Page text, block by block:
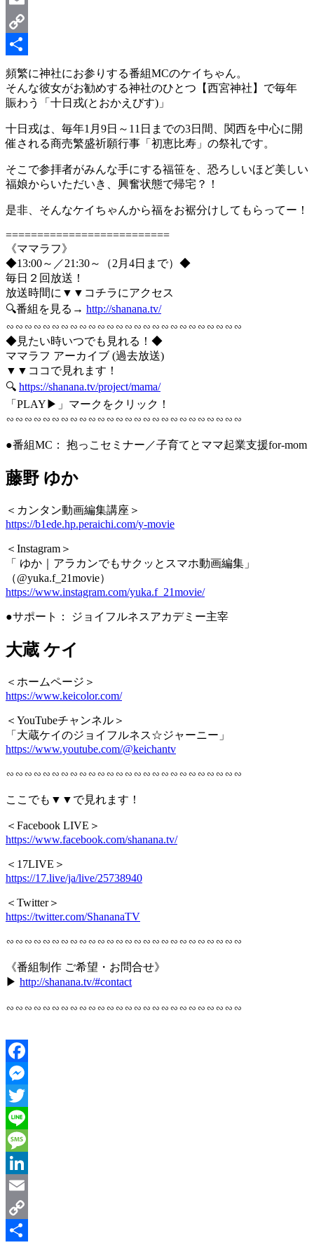
Email
Copy
Link
共
有
頻繁に神社にお参りする番組MCのケイちゃん。
そんな彼女がお勧めする神社のひとつ【西宮神社】で毎年
賑わう「十日戎(とおかえびす)」
十日戎は、毎年1月9日～11日までの3日間、関西を中心に開
催される商売繁盛祈願行事「初恵比寿」の祭礼です。
そこで参拝者がみんな手にする福笹を、恐ろしいほど美しい
福娘からいただいき、興奮状態で帰宅？！
是非、そんなケイちゃんから福をお裾分けしてもらってー！
==========================
《ママラフ》
◆13:00～／21:30～（2月4日まで）◆
毎日２回放送！
放送時間に▼▼コチラにアクセス
🔍番組を見る→ http://shanana.tv/
∽∽∽∽∽∽∽∽∽∽∽∽∽∽∽∽∽∽∽∽∽∽∽∽∽∽
◆見たい時いつでも見れる！◆
ママラフ アーカイブ (過去放送)
▼▼ココで見れます！
🔍 https://shanana.tv/project/mama/
「PLAY▶」マークをクリック！
∽∽∽∽∽∽∽∽∽∽∽∽∽∽∽∽∽∽∽∽∽∽∽∽∽∽
●番組MC： 抱っこセミナー／子育てとママ起業支援for-mom
藤野 ゆか
＜カンタン動画編集講座＞
https://b1ede.hp.peraichi.com/y-movie
＜Instagram＞
「 ゆか｜アラカンでもサクッとスマホ動画編集」
（@yuka.f_21movie）
https://www.instagram.com/yuka.f_21movie/
●サポート： ジョイフルネスアカデミー主宰
大蔵 ケイ
＜ホームページ＞
https://www.keicolor.com/
＜YouTubeチャンネル＞
「大蔵ケイのジョイフルネス☆ジャーニー」
https://www.youtube.com/@keichantv
∽∽∽∽∽∽∽∽∽∽∽∽∽∽∽∽∽∽∽∽∽∽∽∽∽∽
ここでも▼▼で見れます！
＜Facebook LIVE＞
https://www.facebook.com/shanana.tv/
＜17LIVE＞
https://17.live/ja/live/25738940
＜Twitter＞
https://twitter.com/ShananaTV
∽∽∽∽∽∽∽∽∽∽∽∽∽∽∽∽∽∽∽∽∽∽∽∽∽∽
《番組制作 ご希望・お問合せ》
▶︎ http://shanana.tv/#contact
∽∽∽∽∽∽∽∽∽∽∽∽∽∽∽∽∽∽∽∽∽∽∽∽∽∽